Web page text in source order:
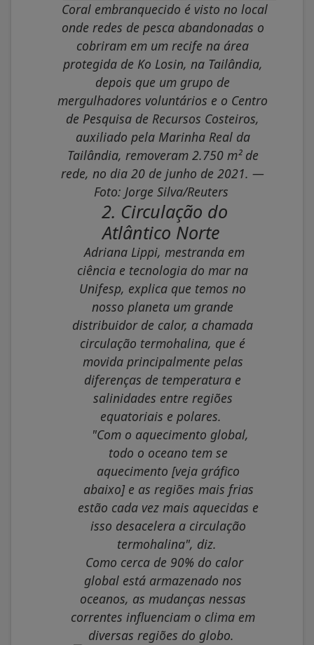
Coral embranquecido é visto no local
onde redes de pesca abandonadas o
cobriram em um recife na área
protegida de Ko Losin, na Tailândia,
depois que um grupo de
mergulhadores voluntários e o Centro
de Pesquisa de Recursos Costeiros,
auxiliado pela Marinha Real da
Tailândia, removeram 2.750 m² de
rede, no dia 20 de junho de 2021. —
Foto: Jorge Silva/Reuters
2. Circulação do
Atlântico Norte
Adriana Lippi, mestranda em
ciência e tecnologia do mar na
Unifesp, explica que temos no
nosso planeta um grande
distribuidor de calor, a chamada
circulação termohalina, que é
movida principalmente pelas
diferenças de temperatura e
salinidades entre regiões
equatoriais e polares.
"Com o aquecimento global,
todo o oceano tem se
aquecimento [veja gráfico
abaixo] e as regiões mais frias
estão cada vez mais aquecidas e
isso desacelera a circulação
termohalina", diz.
Como cerca de 90% do calor
global está armazenado nos
oceanos, as mudanças nessas
correntes influenciam o clima em
diversas regiões do globo.